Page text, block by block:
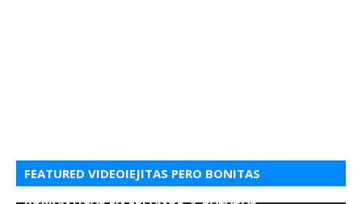
FEATURED VIDEOIEJITAS PERO BONITAS
ROMANTICAS EN ESPANOL 💘 BALADAS